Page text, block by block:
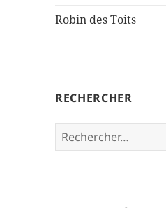
Robin des Toits
RECHERCHER
Rechercher :